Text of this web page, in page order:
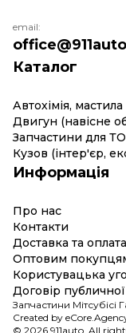
Каталог
Автохімія, мастила
Двигун (навісне
Запчастини для
Кузов (інтер'єр,
Информація
Про нас
Контакти
Доставка та оплата
Оптовим
Користувацька
Договір
email:
Created by
Запчастини Мітсубісі
© 2026 911auto. All